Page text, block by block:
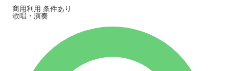
商用利用 条件あり
歌唱・演奏